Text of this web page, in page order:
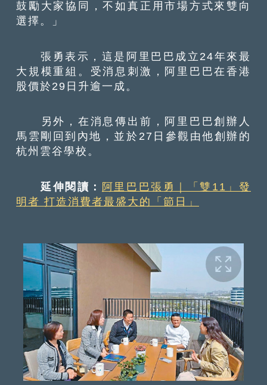
鼓勵大家協同，不如真正用市場方式來雙向
選擇。」
張勇表示，這是阿里巴巴成立24年來最
大規模重組。受消息刺激，阿里巴巴在香港
股價於29日升逾一成。
另外，在消息傳出前，阿里巴巴創辦人
馬雲剛回到內地，並於27日參觀由他創辦的
杭州雲谷學校。
延伸閱讀： 阿里巴巴張勇｜「雙11」發
明者 打造消費者最盛大的「節日」